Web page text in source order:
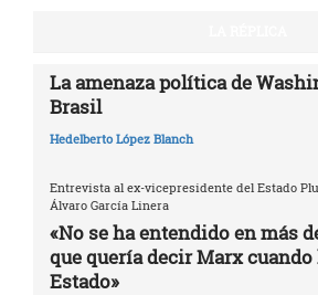
La amenaza política de
Brasil
Hedelberto López Blanch
Entrevista al ex-vicepresidente del Estado
Álvaro García Linera
«No se ha entendido en más
que quería decir Marx cuando
Estado»